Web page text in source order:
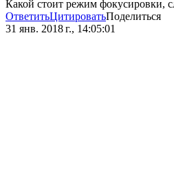
Какой стоит режим фокусировки,
ОтветитьЦитироватьПоделиться
31 янв. 2018 г., 14:05:01